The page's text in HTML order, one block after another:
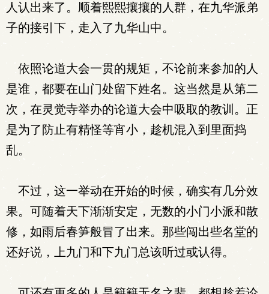
人认出来了。顺着熙熙攘攘的人群，在九华派弟
子的接引下，走入了九华山中。
依照论道大会一贯的规矩，不论前来参加的人
是谁，都要在山门处留下姓名。这当然是从第二
次，在灵觉寺举办的论道大会中吸取的教训。正
是为了防止有精怪等宵小，趁机混入到里面捣
乱。
不过，这一举动在开始的时候，确实有几分效
果。可随着天下渐渐安定，无数的小门小派和散
修，如雨后春笋般冒了出来。那些闯出些名堂的
还好说，上九门和下九门总该听过或认得。